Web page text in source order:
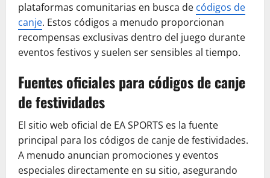
plataformas comunitarias en busca de códigos de
canje. Estos códigos a menudo proporcionan
recompensas exclusivas dentro del juego durante
eventos festivos y suelen ser sensibles al tiempo.
Fuentes oficiales para códigos de canje
de festividades
El sitio web oficial de EA SPORTS es la fuente
principal para los códigos de canje de festividades.
A menudo anuncian promociones y eventos
especiales directamente en su sitio, asegurando